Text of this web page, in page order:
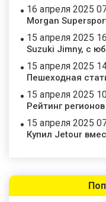
16 апреля 2025
Morgan
15 апреля 2025
Suzuki Jimny, с
15 апреля 2025
Пешеходная
15 апреля 2025
Рейтинг
15 апреля 2025
Купил Jetour